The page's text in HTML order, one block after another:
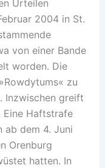
Urteilen
2004 in St.
von einer Bande
worden. Die
zu
Inzwischen greift
Eine Haftstrafe
ab dem 4. Juni
Orenburg
hatten. In